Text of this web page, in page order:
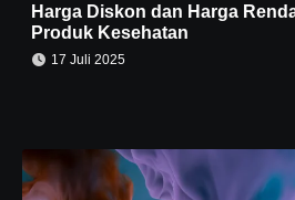
Harga Diskon dan Harga
Produk Kesehatan
17 Juli 2025